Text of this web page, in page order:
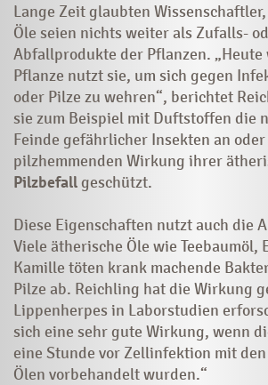
Lange Zeit glaubten
Öle seien nichts weiter als Zufalls-
Abfallprodukte der Pflanzen. „Heute
Pflanze nutzt sie, um sich gegen
oder Pilze zu wehren“, berichtet
sie zum Beispiel mit Duftstoffen die
Feinde gefährlicher Insekten an
pilzhemmenden Wirkung ihrer
Pilzbefallgeschützt.
Diese Eigenschaften nutzt auch die
Viele ätherische Öle wie Teebaumöl,
Kamille töten krank machende
Pilze ab. Reichling hat die Wirkung
Lippenherpes in Laborstudien
sich eine sehr gute Wirkung, wenn
eine Stunde vor Zellinfektion mit
Ölen vorbehandelt wurden.“